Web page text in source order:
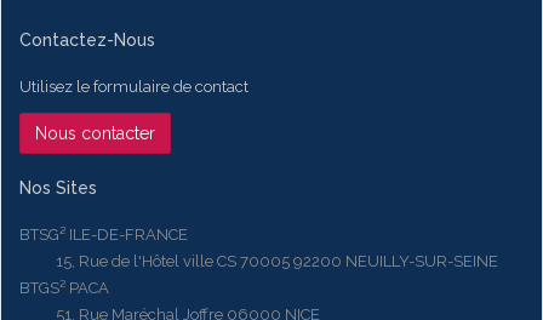
Contactez-Nous
Utilisez le formulaire de contact
Nous contacter
Nos Sites
BTSG² ILE-DE-FRANCE
15, Rue de l'Hôtel ville CS 70005 92200 NEUILLY-SUR-SEINE
BTGS² PACA
51, Rue Maréchal Joffre 06000 NICE